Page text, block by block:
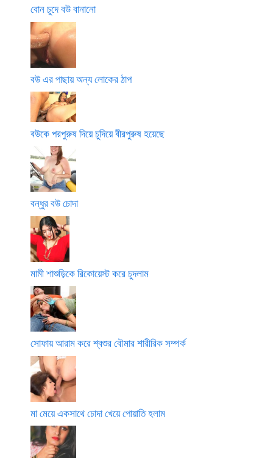
বোন চুদে বউ বানানো
বউ এর পাছায় অন্য লোকের ঠাপ
বউকে পরপুরুষ দিয়ে চুদিয়ে বীরপুরুষ হয়েছে
বন্ধুর বউ চোদা
মামী শাশুড়িকে রিকোয়েস্ট করে চুদলাম
সোফায় আরাম করে শ্বশুর বৌমার শারীরিক সম্পর্ক
মা মেয়ে একসাথে চোদা খেয়ে পোয়াতি হলাম